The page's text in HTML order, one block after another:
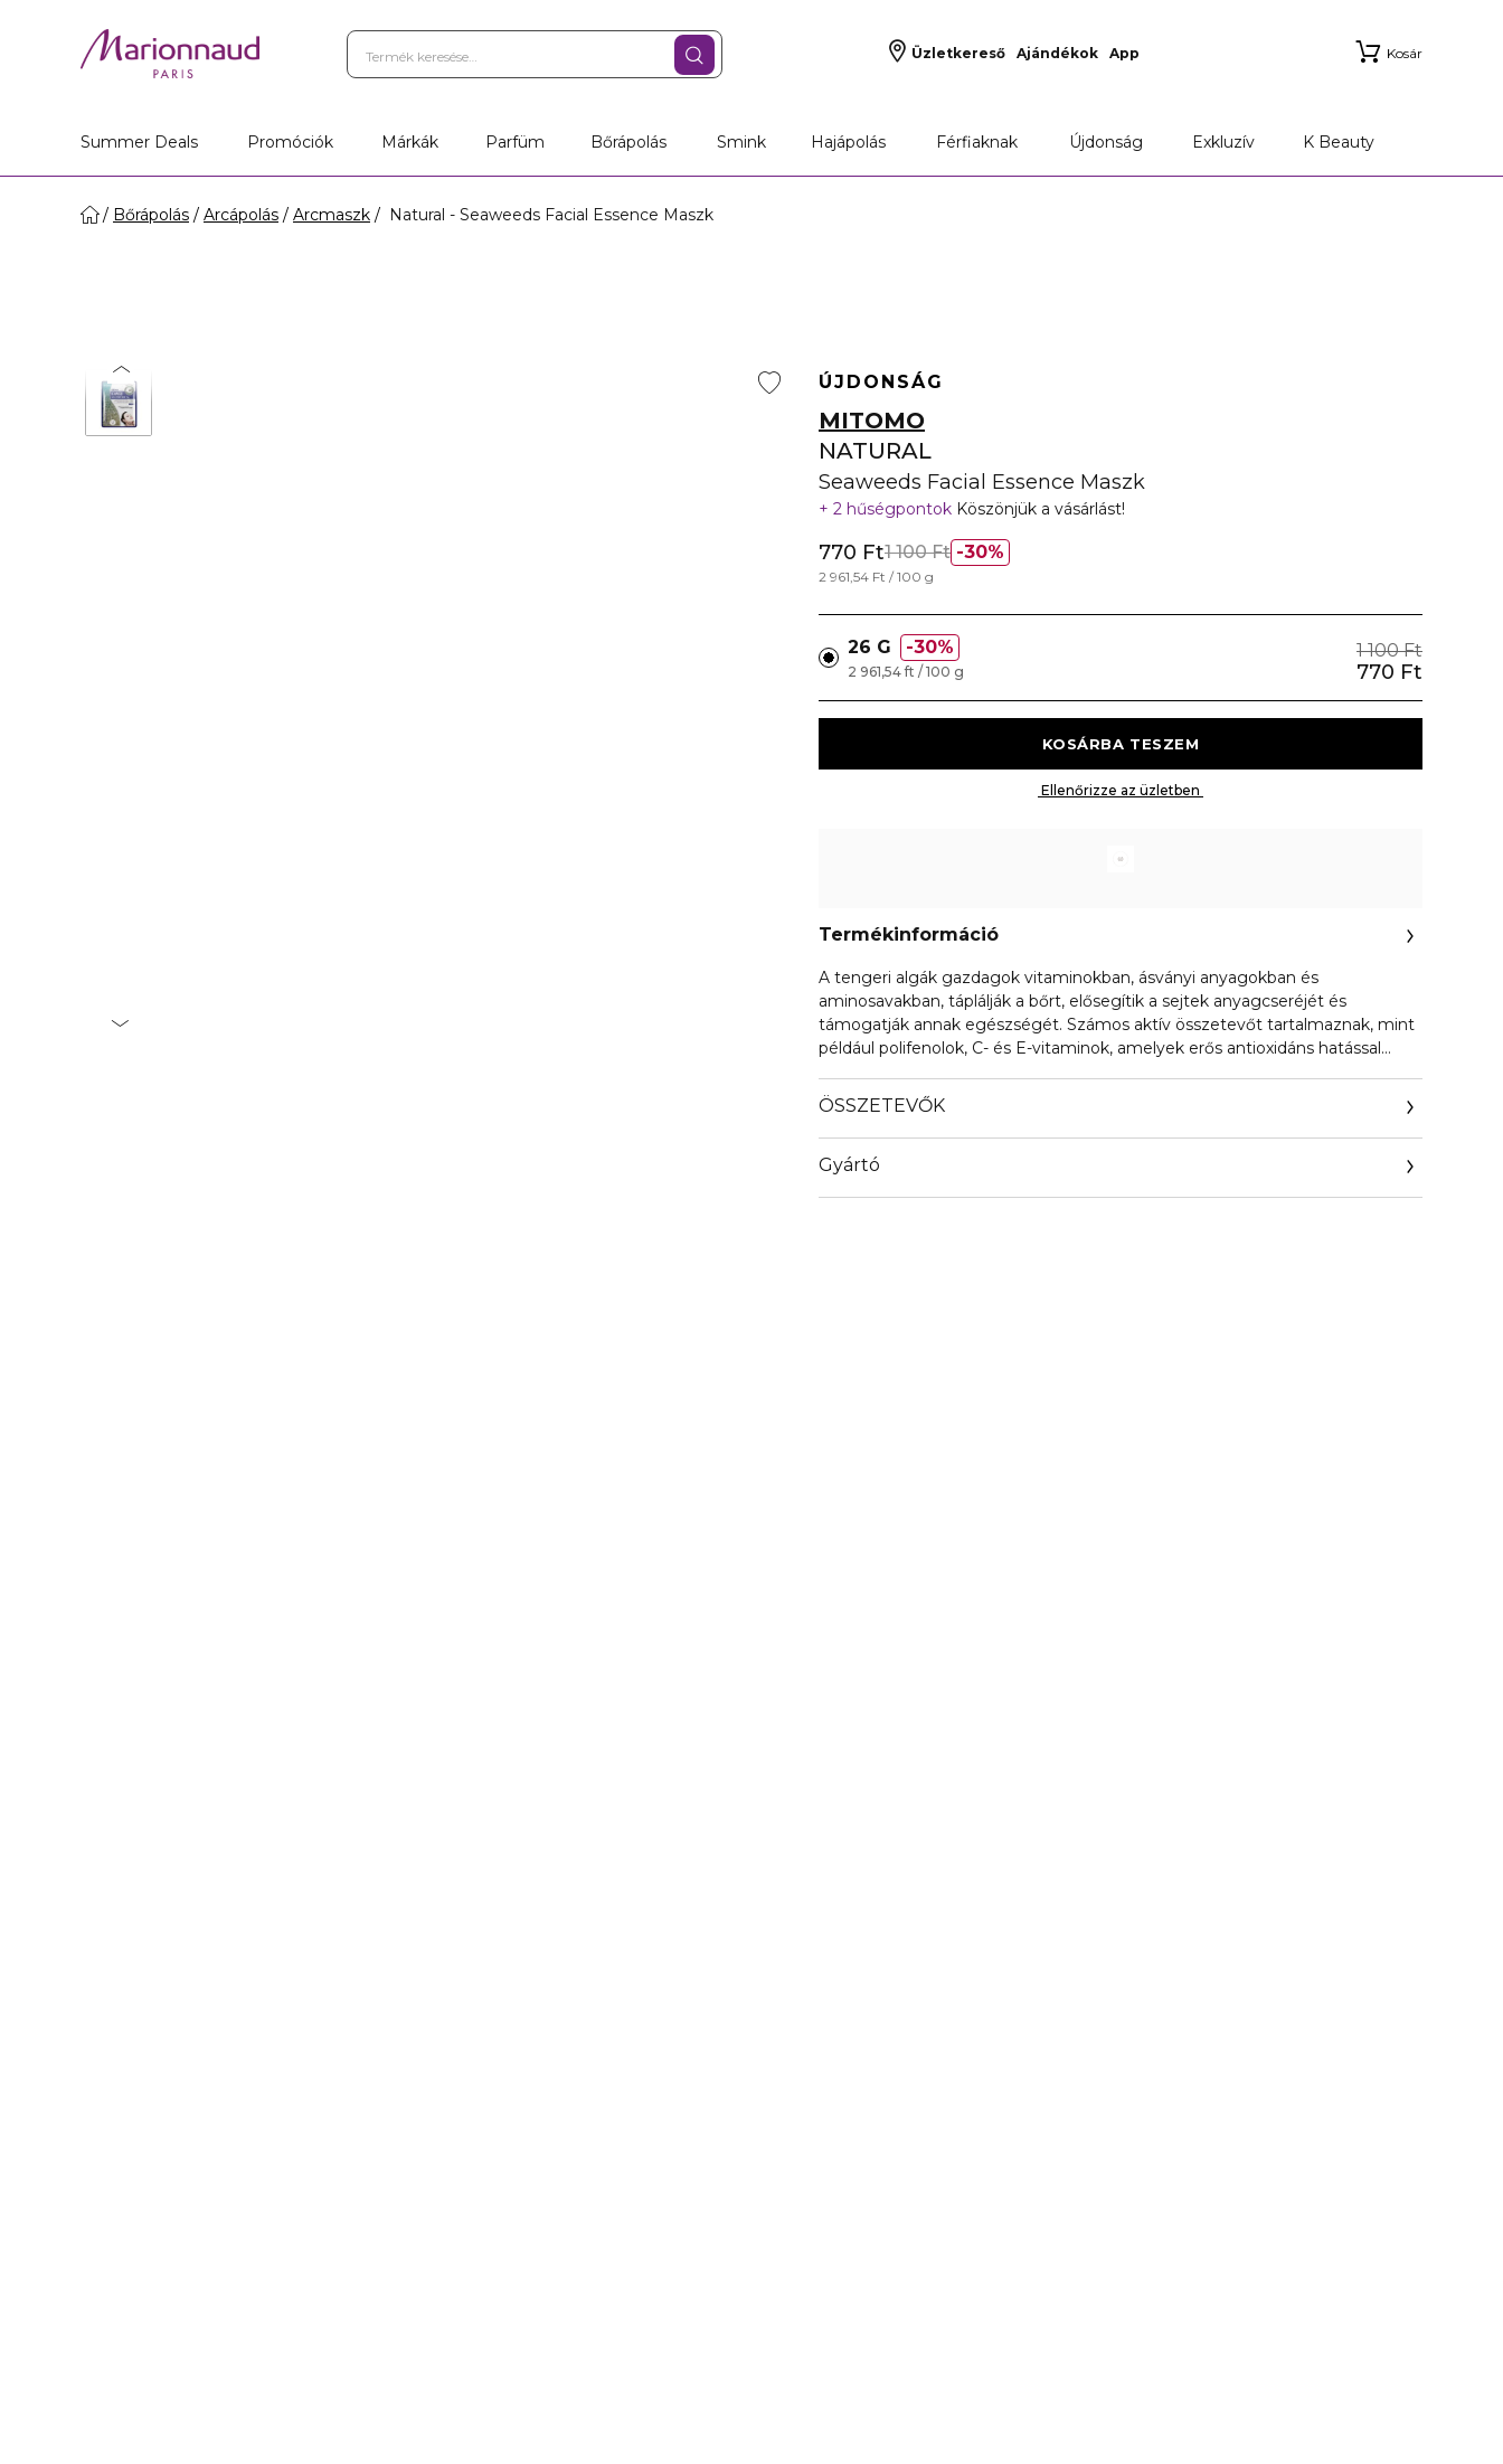
Üzletkereső Ajándékok App Kosár
Summer Deals Promóciók Márkák Parfüm Bőrápolás Smink Hajápolás Férfiaknak Újdonság Exkluzív K Beauty
Bőrápolás Arcápolás Arcmaszk Natural - Seaweeds Facial Essence Maszk
ÚJDONSÁG
MITOMO
NATURAL
Seaweeds Facial Essence Maszk
2 hűségpontok Köszönjük a vásárlást!
30%
770 Ft1 100 Ft
2 961,54 Ft / 100 g
26 G 30% 1 100 Ft
770 Ft
2 961,54 ft / 100 g
Termékinformáció
A tengeri algák gazdagok vitaminokban, ásványi anyagokban és
aminosavakban, táplálják a bőrt, elősegítik a sejtek anyagcseréjét és
támogatják annak egészségét. Számos aktív összetevőt tartalmaznak, mint
például polifenolok, C- és E-vitaminok, amelyek erős antioxidáns hatással
öregedését. Használati utasítás: Vigye fel a maszkot az arcára, és tartsa rajta
20-30 percig. Kerülje a szembe jutást. A maszk eltávolítása után enyhén
masszírozza be az arcbőrt a kivonat jobb felszívódása érdekében.
ÖSSZETEVŐK
Gyártó